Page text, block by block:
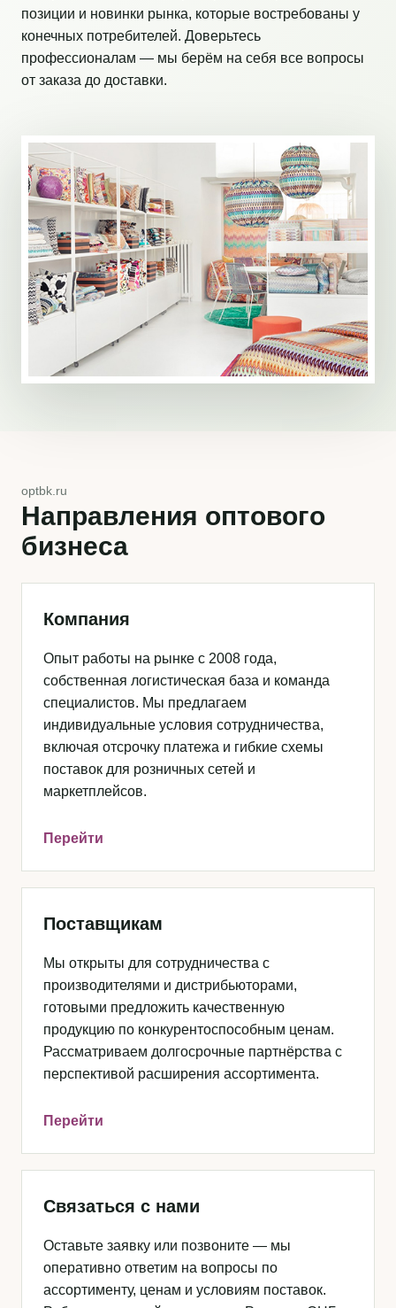
позиции и новинки рынка, которые востребованы у
конечных потребителей. Доверьтесь
профессионалам — мы берём на себя все вопросы
от заказа до доставки.
optbk.ru
Направления оптового
бизнеса
Компания
Опыт работы на рынке с 2008 года,
собственная логистическая база и команда
специалистов. Мы предлагаем
индивидуальные условия сотрудничества,
включая отсрочку платежа и гибкие схемы
поставок для розничных сетей и
маркетплейсов.
Перейти
Поставщикам
Мы открыты для сотрудничества с
производителями и дистрибьюторами,
готовыми предложить качественную
продукцию по конкурентоспособным ценам.
Рассматриваем долгосрочные партнёрства с
перспективой расширения ассортимента.
Перейти
Связаться с нами
Оставьте заявку или позвоните — мы
оперативно ответим на вопросы по
ассортименту, ценам и условиям поставок.